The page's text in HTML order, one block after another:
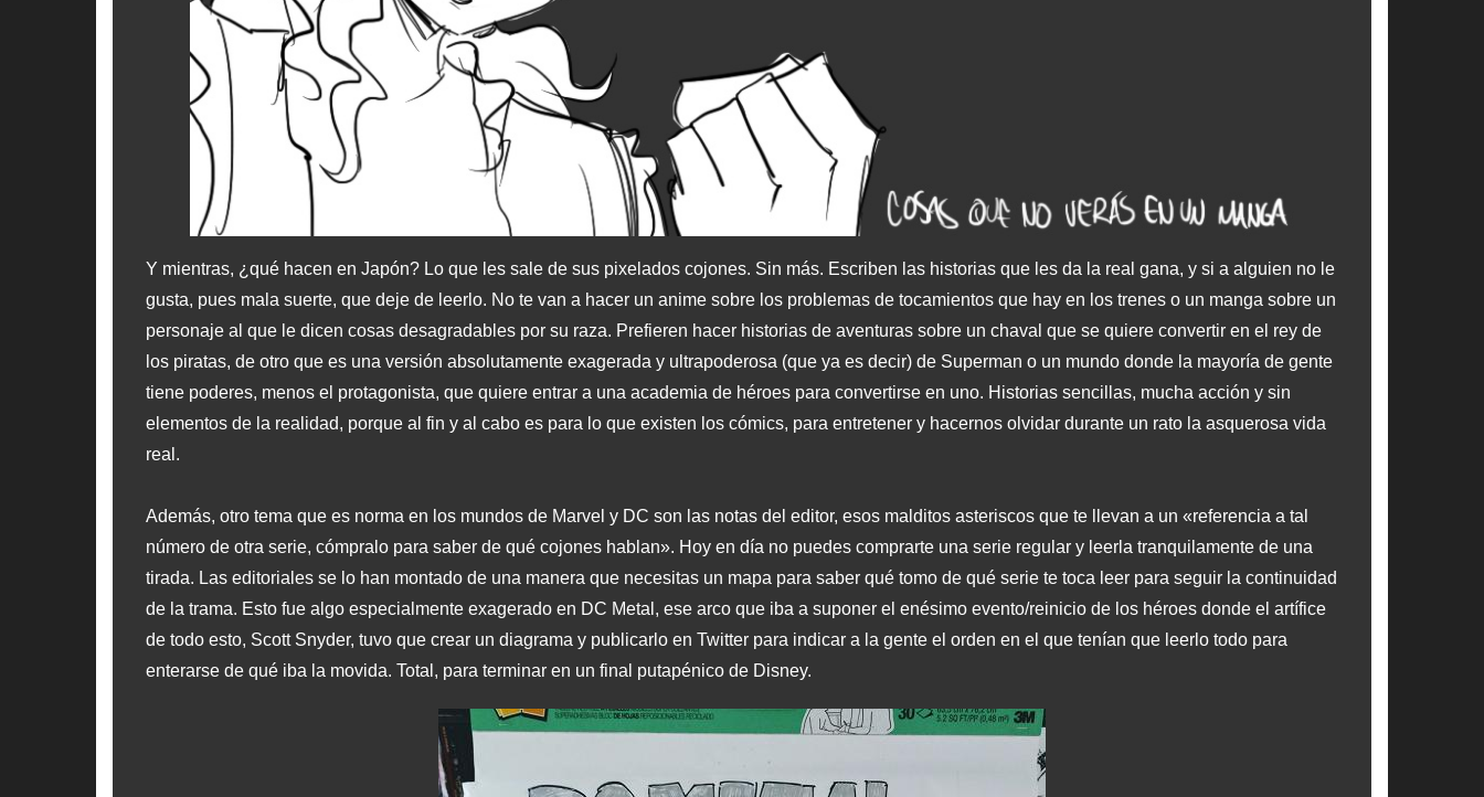
Y mientras, ¿qué hacen en Japón? Lo que les sale de sus pixelados cojones. Sin más. Escriben las historias que les da la real gana, y si a alguien no le
gusta, pues mala suerte, que deje de leerlo. No te van a hacer un anime sobre los problemas de tocamientos que hay en los trenes o un manga sobre un
personaje al que le dicen cosas desagradables por su raza. Prefieren hacer historias de aventuras sobre un chaval que se quiere convertir en el rey de
los piratas, de otro que es una versión absolutamente exagerada y ultrapoderosa (que ya es decir) de Superman o un mundo donde la mayoría de gente
tiene poderes, menos el protagonista, que quiere entrar a una academia de héroes para convertirse en uno. Historias sencillas, mucha acción y sin
elementos de la realidad, porque al fin y al cabo es para lo que existen los cómics, para entretener y hacernos olvidar durante un rato la asquerosa vida
real.
Además, otro tema que es norma en los mundos de Marvel y DC son las notas del editor, esos malditos asteriscos que te llevan a un «referencia a tal
número de otra serie, cómpralo para saber de qué cojones hablan». Hoy en día no puedes comprarte una serie regular y leerla tranquilamente de una
tirada. Las editoriales se lo han montado de una manera que necesitas un mapa para saber qué tomo de qué serie te toca leer para seguir la continuidad
de la trama. Esto fue algo especialmente exagerado en DC Metal, ese arco que iba a suponer el enésimo evento/reinicio de los héroes donde el artífice
de todo esto, Scott Snyder, tuvo que crear un diagrama y publicarlo en Twitter para indicar a la gente el orden en el que tenían que leerlo todo para
enterarse de qué iba la movida. Total, para terminar en un final putapénico de Disney.